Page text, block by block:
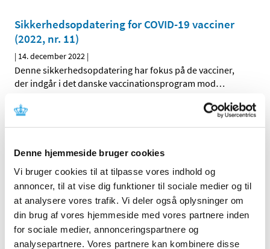
Denne hjemmeside bruger cookies
Vi bruger cookies til at tilpasse vores indhold og
annoncer, til at vise dig funktioner til sociale medier og til
at analysere vores trafik. Vi deler også oplysninger om
din brug af vores hjemmeside med vores partnere inden
for sociale medier, annonceringspartnere og
analysepartnere. Vores partnere kan kombinere disse
Sikkerhedsopdatering for COVID-19 vacciner
(2022, nr. 11)
| 14. december 2022 |
Denne sikkerhedsopdatering har fokus på de vacciner,
der indgår i det danske vaccinationsprogram mod…
COVID-19: Lægemiddelstyrelsen forlænger
igen den midlertidige praksis for anmeldelse
COVID-19 vacciner
| 13. december 2022|
Lægemiddelstyrelsen har besluttet igen at forlænge den
begrænsede periode, hvor det for COVID-19 vacciner…
Lars Bo Nielsen: Borgerrådet giver os værdifuld